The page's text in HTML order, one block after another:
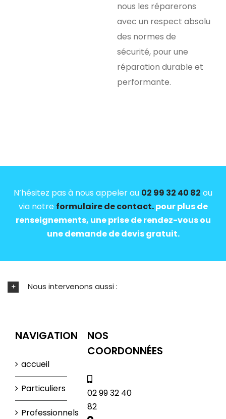
nous les réparerons
avec un respect absolu
des normes de
sécurité, pour une
réparation durable et
performante.
N’hésitez pas à nous appeler au 02 99 32 40 82 ou
via notre formulaire de contact.pour plus de
renseignements, une prise de rendez-vous ou
une demande de devis gratuit.
Nous intervenons aussi :
NAVIGATION
accueil
Particuliers
Professionnels
NOS
COORDONNÉES
02 99 32 40
82